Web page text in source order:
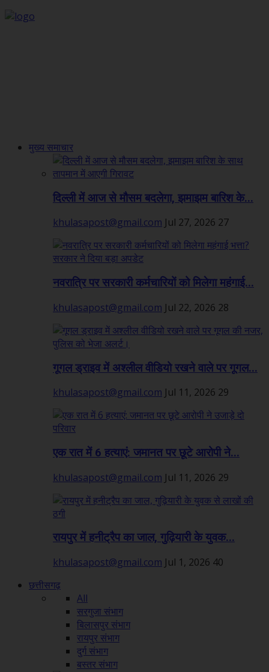
मुख्य समाचार
दिल्ली में आज से मौसम बदलेगा, झमाझम बारिश के...
khulasapost@gmail.com Jul 27, 2026 27
नवरात्रि पर सरकारी कर्मचारियों को मिलेगा महंगाई...
khulasapost@gmail.com Jul 22, 2026 28
गूगल ड्राइव में अश्लील वीडियो रखने वाले पर गूगल...
khulasapost@gmail.com Jul 11, 2026 29
एक रात में 6 हत्याएं: जमानत पर छूटे आरोपी ने...
khulasapost@gmail.com Jul 11, 2026 29
रायपुर में हनीट्रैप का जाल, गुढ़ियारी के युवक...
khulasapost@gmail.com Jul 1, 2026 40
छत्तीसगढ़
All
सरगुजा संभाग
बिलासपुर संभाग
रायपुर संभाग
दुर्ग संभाग
बस्तर संभाग